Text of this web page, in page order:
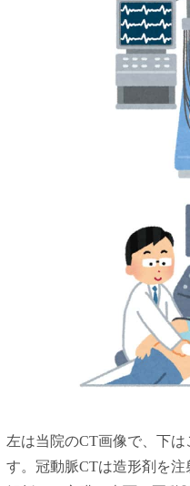
左は当院のCT画像で、下
す。冠動脈CTは造形剤を